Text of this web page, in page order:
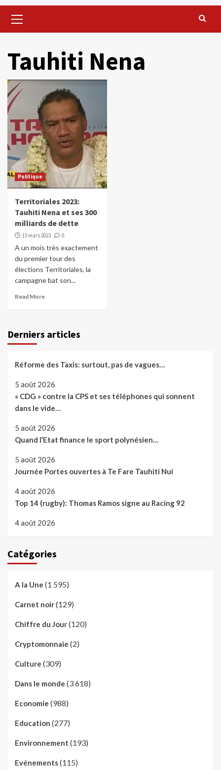
Menu
Tauhiti Nena
Politique
Territoriales 2023:
Tauhiti Nena et ses 300
milliards de dette
15 mars 2023 0
A un mois très exactement
du premier tour des
élections Territoriales, la
campagne bat son...
Read More
Derniers articles
Réforme des Taxis: surtout, pas de vagues…
5 août 2026
« CDG » contre la CPS et ses téléphones qui sonnent
dans le vide…
5 août 2026
Quand l’Etat finance le sport polynésien…
5 août 2026
Journée Portes ouvertes à Te Fare Tauhiti Nui
4 août 2026
Top 14 (rugby): Thomas Ramos signe au Racing 92
4 août 2026
Catégories
A la Une (1 595)
Carnet noir(129)
Chiffre du Jour(120)
Cryptomonnaie (2)
Culture (309)
Dans le monde (3 618)
Economie (988)
Education (277)
Environnement (193)
Evénements(115)